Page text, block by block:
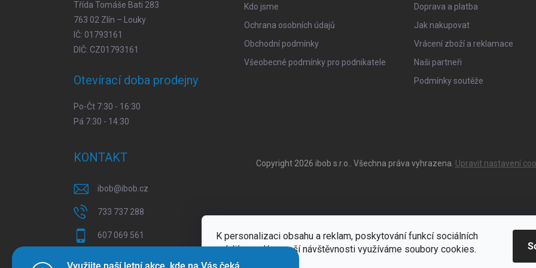
K personalizaci obsahu a reklam, poskytování funkcí sociálních
médií a analýze naší návštěvnosti využíváme soubory cookies.
Více informací
Třída Tomáše Bati 283
763 02 Zlín – Louky
IČ: 01793161
DIČ: CZ01793161
Otevírací doba prodejny
Po-Čt 7:30 - 16:30
Pá 7:30 - 14:30
Kdo jsme
Ochrana osobních údajů
Obchodní podmínky
Všeobecné podmínky pro podnikatele
Doprava a platba
Jak nakupovat
Vrácení zboží a reklamace
Naši partneři
Podmínky soutěže
KONTAKT
ibob@ibob.cz
733 737 288
607 069 561
Copyright 2026 ibob s.r.o. . Všechna práva vyhrazena. Upravit nastavení